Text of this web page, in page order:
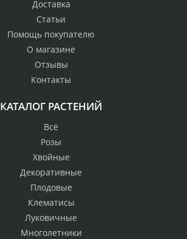
Доставка
Статьи
Помощь покупателю
О магазине
Отзывы
Контакты
КАТАЛОГ РАСТЕНИЙ
Всё
Розы
Хвойные
Декоративные
Плодовые
Клематисы
Луковичные
Многолетники